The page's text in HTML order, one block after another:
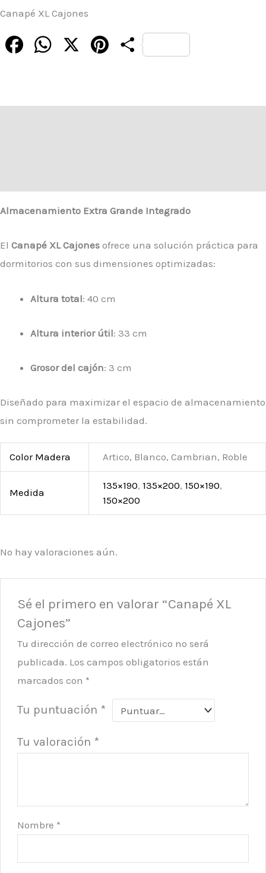
Canapé XL Cajones
FacebookWhatsApp PinterestCompartir
Almacenamiento Extra Grande Integrado
El Canapé XL Cajones ofrece una solución práctica para
dormitorios con sus dimensiones optimizadas:
Altura total: 40 cm
Altura interior útil: 33 cm
Grosor del cajón: 3 cm
Diseñado para maximizar el espacio de almacenamiento
sin comprometer la estabilidad.
Color Madera Artico, Blanco, Cambrian, Roble
Medida
135×190, 135×200, 150×190,
150×200
No hay valoraciones aún.
Sé el primero en valorar “Canapé XL
Cajones”
Tu dirección de correo electrónico no será
publicada. Los campos obligatorios están
marcados con *
Tu puntuación *
Tu valoración *
Nombre *